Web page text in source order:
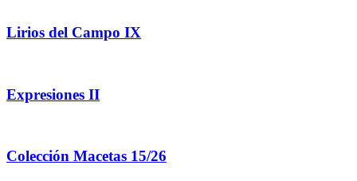
Lirios del Campo IX
Expresiones II
Colección Macetas 15/26